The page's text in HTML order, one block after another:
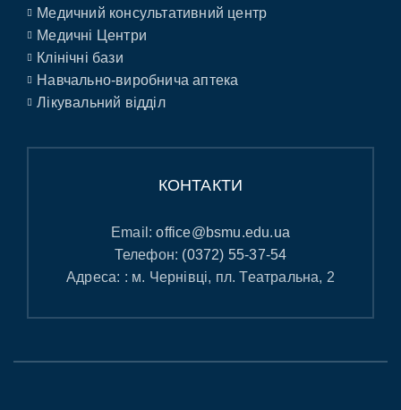
Медичний консультативний центр
Медичні Центри
Клінічні бази
Навчально-виробнича аптека
Лікувальний відділ
КОНТАКТИ
Email:office@bsmu.edu.ua
Телефон: (0372) 55-37-54
Адреса: : м. Чернівці, пл. Театральна, 2